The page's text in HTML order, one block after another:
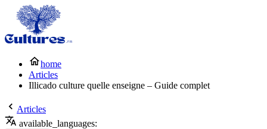
home
Articles
Illicado culture quelle enseigne – Guide complet
Articles
available_languages: